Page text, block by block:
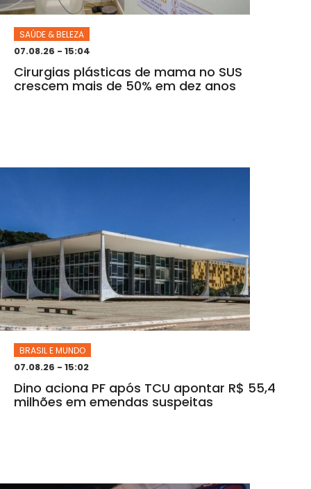
SAÚDE & BELEZA
07.08.26 - 15:04
Cirurgias plásticas de mama no SUS
crescem mais de 50% em dez anos
BRASIL E MUNDO
07.08.26 - 15:02
Dino aciona PF após TCU apontar R$ 55,4
milhões em emendas suspeitas